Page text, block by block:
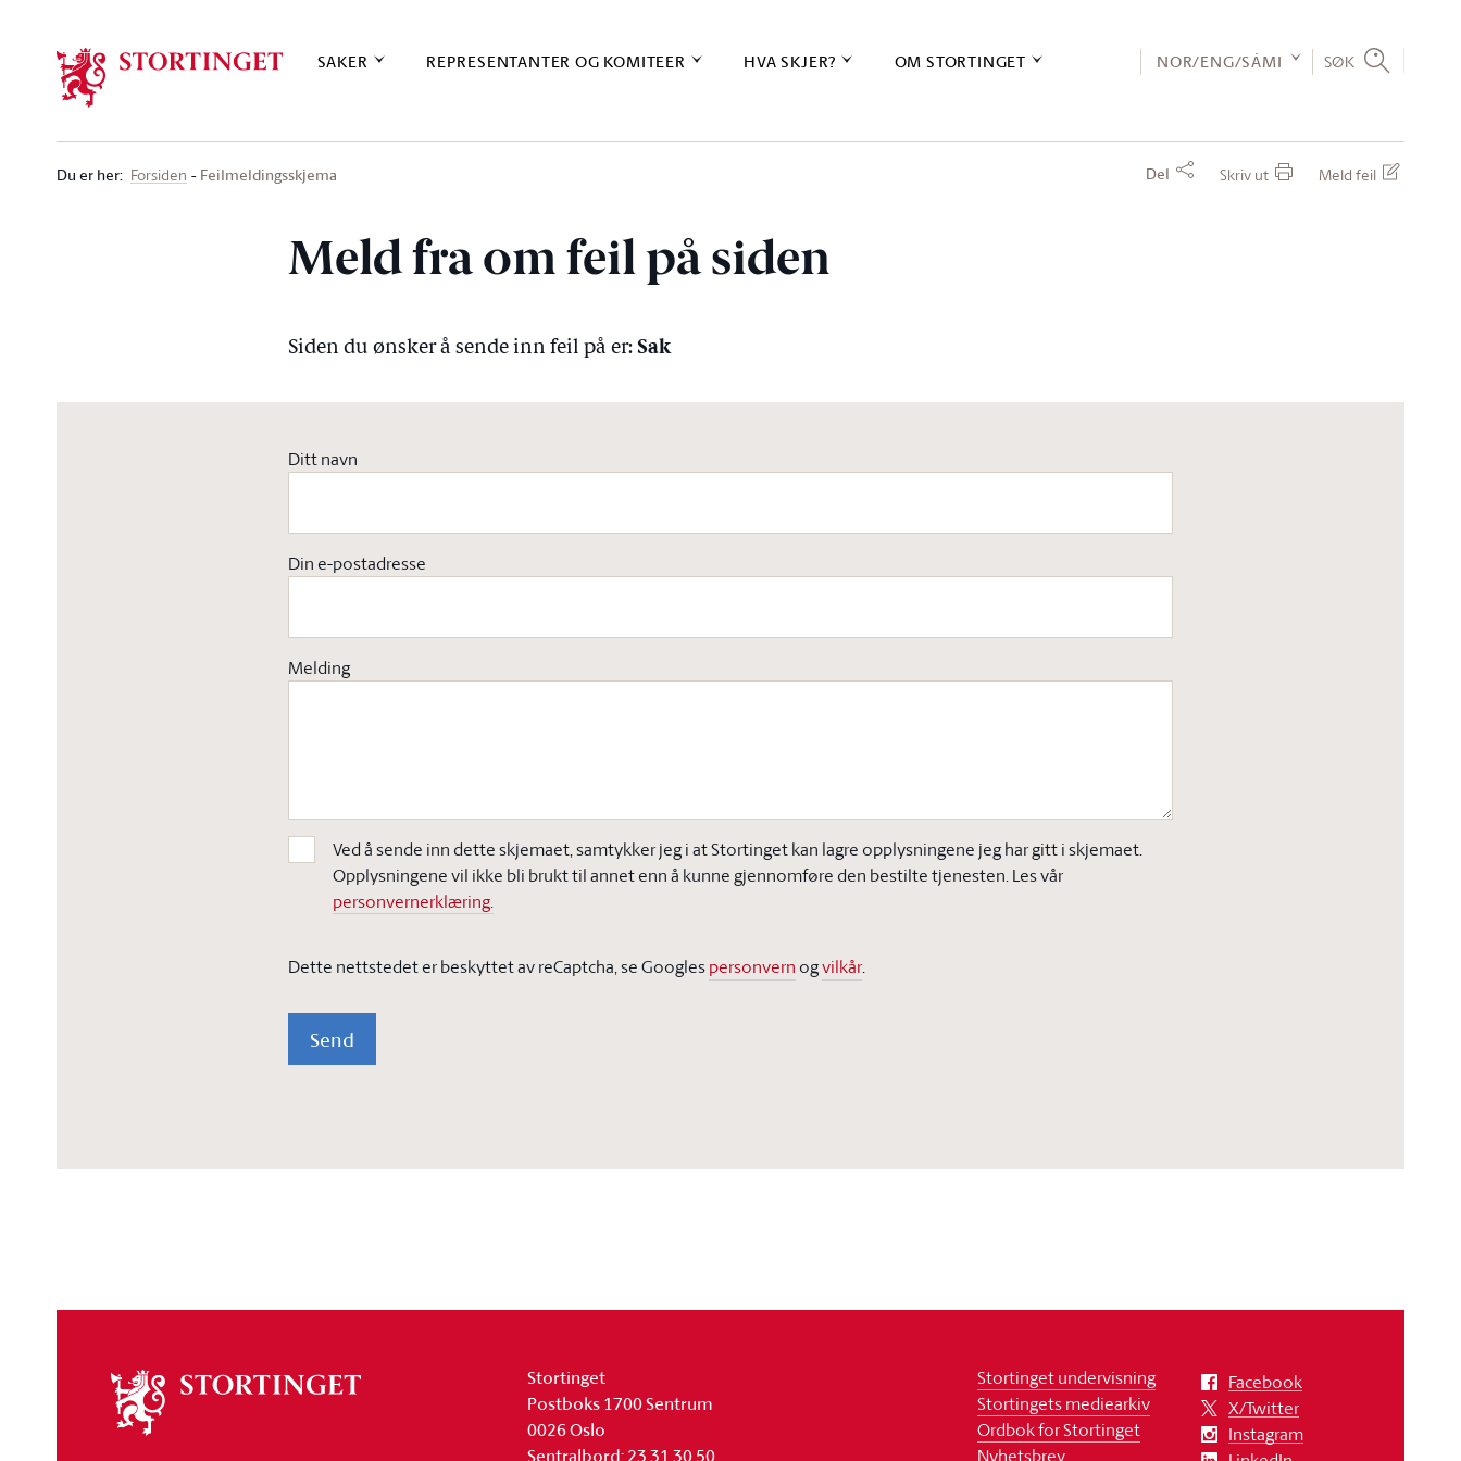
SAKER REPRESENTANTER OG KOMITEER HVA SKJER? OM STORTINGET NOR/ENG/SÁMI SØK
Du er her: Forsiden Feilmeldingsskjema Del Skriv ut Meld feil
Meld fra om feil på siden
Siden du ønsker å sende inn feil på er: Sak
Ditt navn
Din e-postadresse
Melding
Ved å sende inn dette skjemaet, samtykker jeg i at Stortinget kan lagre opplysningene jeg har gitt i skjemaet.
Opplysningene vil ikke bli brukt til annet enn å kunne gjennomføre den bestilte tjenesten. Les vår
personvernerklæring.
Dette nettstedet er beskyttet av reCaptcha, se Googlespersonvern ogvilkår.
Send
stortinget
Stortinget
Postboks 1700 Sentrum
0026 Oslo
Sentralbord: 23 31 30 50
Stortinget undervisning
Stortingets mediearkiv
Ordbok for Stortinget
Nyhetsbrev
Facebook
X/Twitter
Instagram